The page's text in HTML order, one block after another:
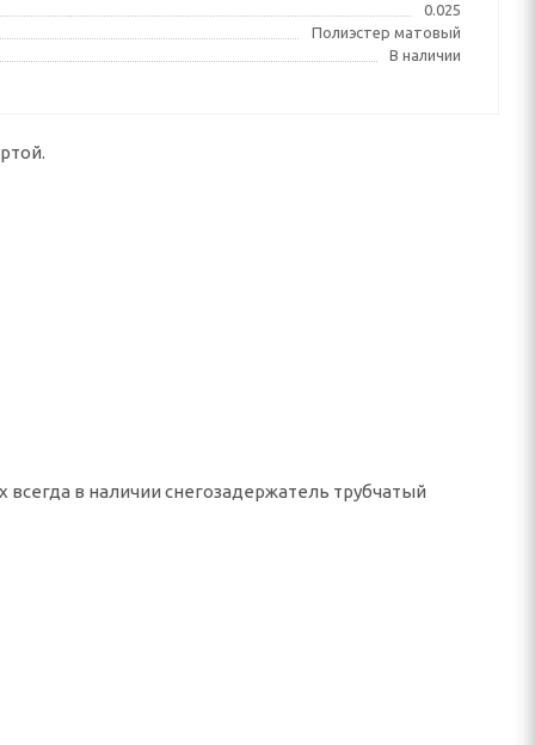
0.025
Полиэстер матовый
В наличии
в наличии снегозадержатель трубчатый